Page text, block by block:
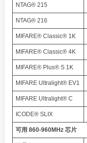
NTAG® 215
NTAG® 216
MIFARE® Classic® 1K
MIFARE® Classic® 4K
MIFARE® Plus® S 1K
MIFARE Ultralight® EV1
MIFARE Ultralight® C
ICODE® SLIX
可用 860-960MHz 芯片